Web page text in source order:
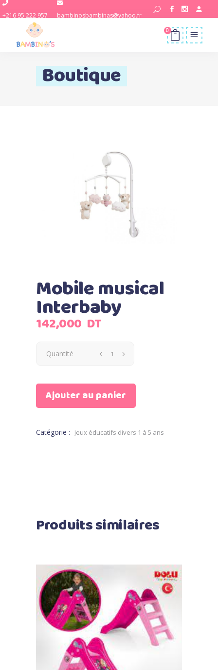
+216 95 222 957 bambinosbambinas@yahoo.fr
0
Boutique
Mobile musical
Interbaby
142,000 DT
Quantité
Ajouter au panier
Catégorie : Jeux éducatifs divers 1 à 5 ans
Produits similaires
Ajouter au panier